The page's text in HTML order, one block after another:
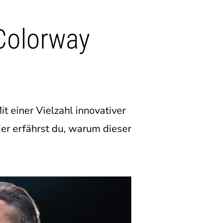
einer Vielzahl innovativer
erfährst du, warum dieser